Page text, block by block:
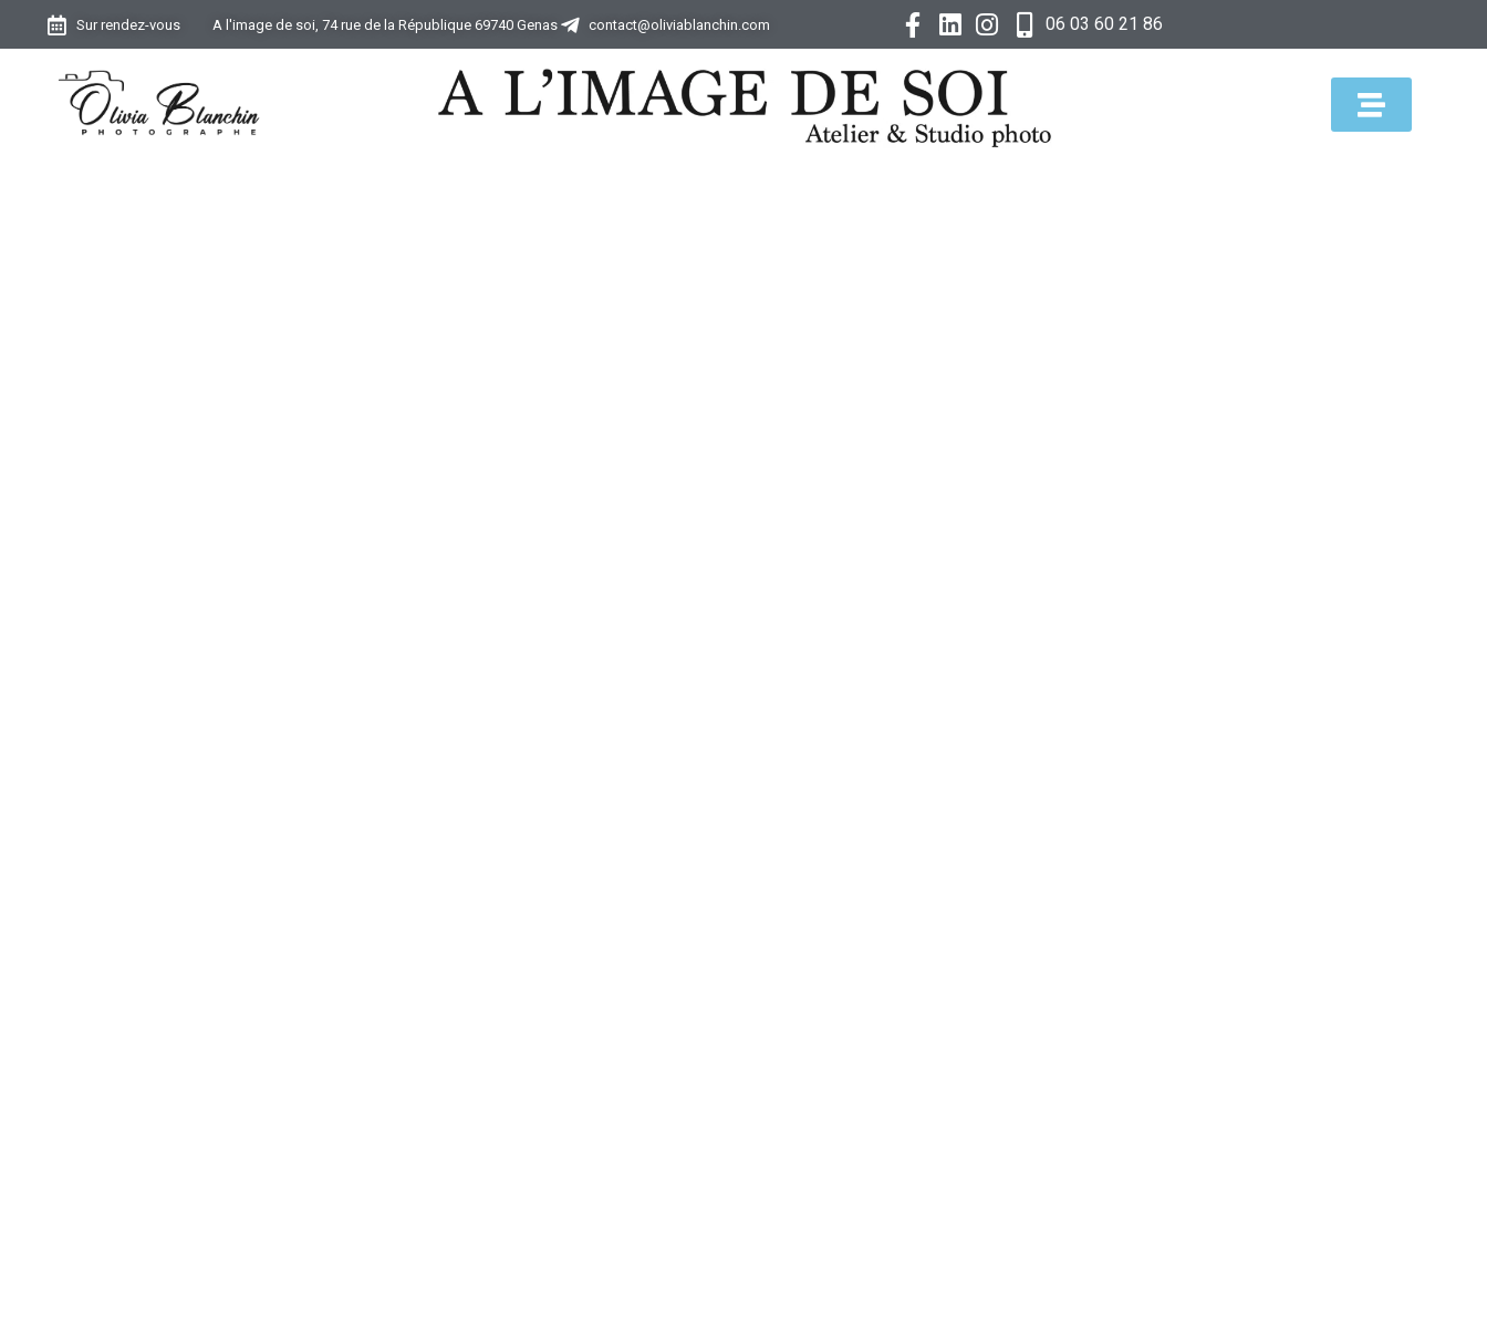
Sur rendez-vous A l'image de soi, 74 rue de la République 69740 Genas contact@oliviablanchin.com 06 03 60 21 86